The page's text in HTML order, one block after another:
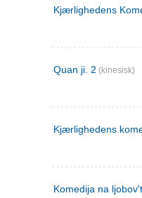
Kjærlighedens
Quan ji. 2 (kinesisk)
Kjærlighedens
Komedija na